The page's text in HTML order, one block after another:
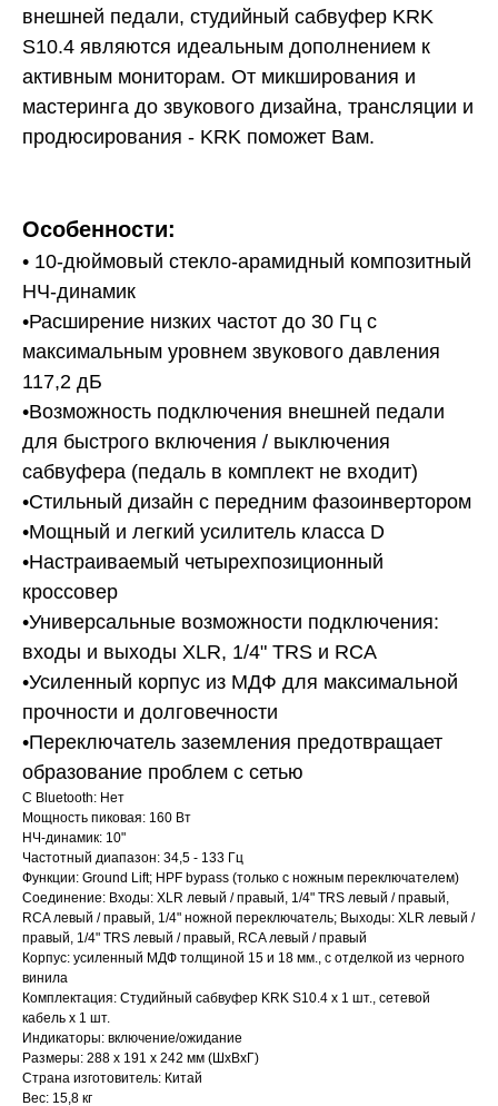
внешней педали, студийный сабвуфер KRK
S10.4 являются идеальным дополнением к
активным мониторам. От микширования и
мастеринга до звукового дизайна, трансляции и
продюсирования - KRK поможет Вам.
Особенности:
• 10-дюймовый стекло-арамидный композитный
НЧ-динамик
•Расширение низких частот до 30 Гц с
максимальным уровнем звукового давления
117,2 дБ
•Возможность подключения внешней педали
для быстрого включения / выключения
сабвуфера (педаль в комплект не входит)
•Стильный дизайн с передним фазоинвертором
•Мощный и легкий усилитель класса D
•Настраиваемый четырехпозиционный
кроссовер
•Универсальные возможности подключения:
входы и выходы XLR, 1/4" TRS и RCA
•Усиленный корпус из МДФ для максимальной
прочности и долговечности
•Переключатель заземления предотвращает
образование проблем с сетью
С Bluetooth: Нет
Мощность пиковая: 160 Вт
НЧ-динамик: 10"
Частотный диапазон: 34,5 - 133 Гц
Функции: Ground Lift; HPF bypass (только с ножным переключателем)
Соединение: Входы: XLR левый / правый, 1/4" TRS левый / правый,
RCA левый / правый, 1/4" ножной переключатель; Выходы: XLR левый /
правый, 1/4" TRS левый / правый, RCA левый / правый
Корпус: усиленный МДФ толщиной 15 и 18 мм., с отделкой из черного
винила
Комплектация: Студийный сабвуфер KRK S10.4 х 1 шт., сетевой
кабель х 1 шт.
Индикаторы: включение/ожидание
Размеры: 288 x 191 x 242 мм (ШхВхГ)
Страна изготовитель: Китай
Вес: 15,8 кг